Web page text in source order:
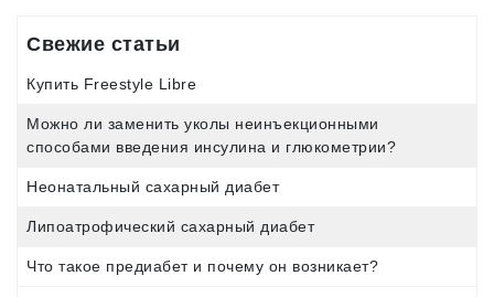
Свежие статьи
Купить Freestyle Libre
Можно ли заменить уколы неинъекционными
способами введения инсулина и глюкометрии?
Неонатальный сахарный диабет
Липоатрофический сахарный диабет
Что такое предиабет и почему он возникает?